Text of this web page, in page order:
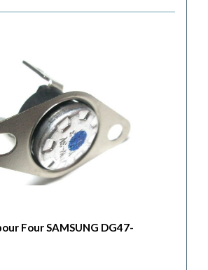
Four SAMSUNG DG47-